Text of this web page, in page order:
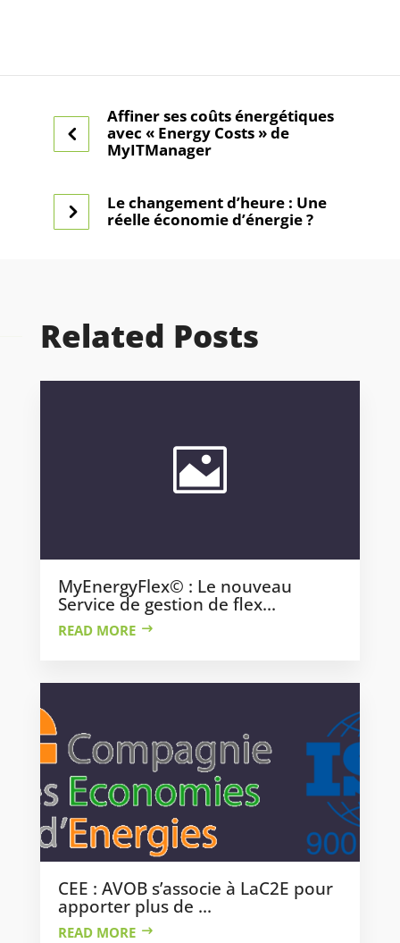
Affiner ses coûts énergétiques
avec « Energy Costs » de
MyITManager
Le changement d’heure : Une
réelle économie d’énergie ?
Related Posts
MyEnergyFlex© : Le nouveau
Service de gestion de flex...
READ MORE
CEE : AVOB s’associe à LaC2E pour
apporter plus de ...
READ MORE